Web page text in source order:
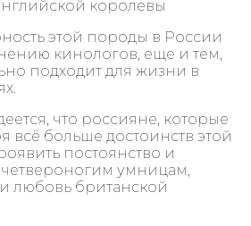
этой породы в России
кинологов, еще и тем,
подходит для жизни в
что россияне, которые
всё больше достоинств этой
постоянство и
четвероногим умницам,
любовь британской